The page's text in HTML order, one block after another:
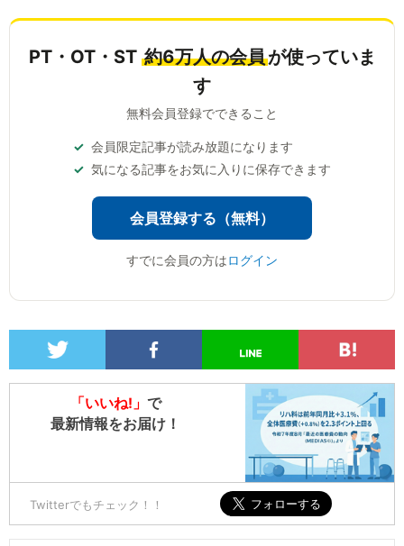
PT・OT・ST 約6万人の会員が使っていま
す
無料会員登録でできること
会員限定記事が読み放題になります
気になる記事をお気に入りに保存できます
会員登録する（無料）
すでに会員の方はログイン
「いいね!」 で
最新情報をお届け！
Twitterでもチェック！！